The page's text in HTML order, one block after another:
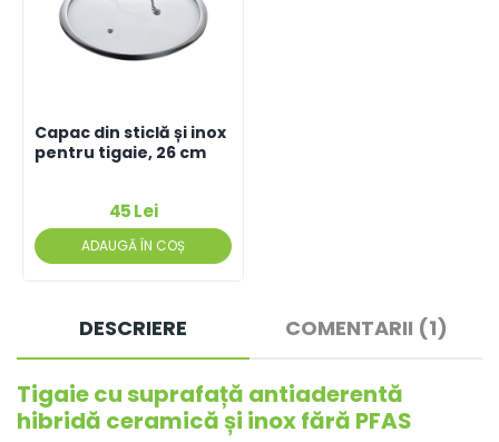
Capac din sticlă și inox
pentru tigaie, 26 cm
45 Lei
ADAUGĂ ÎN COȘ
DESCRIERE COMENTARII (1)
Tigaie cu suprafață antiaderentă
hibridă ceramică și inox fără PFAS